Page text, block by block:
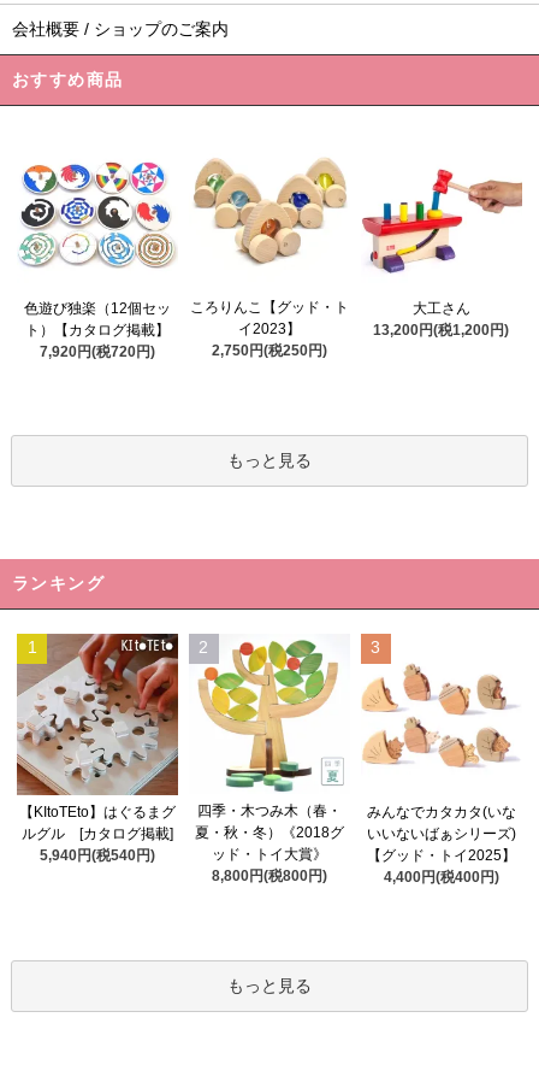
会社概要 / ショップのご案内
おすすめ商品
色遊び独楽（12個セッ
ト）【カタログ掲載】
7,920円(税720円)
ころりんこ【グッド・ト
イ2023】
2,750円(税250円)
大工さん
13,200円(税1,200円)
もっと見る
ランキング
1
【KItoTEto】はぐるまグ
ルグル [カタログ掲載]
5,940円(税540円)
2
四季・木つみ木（春・
夏・秋・冬）《2018グ
ッド・トイ大賞》
8,800円(税800円)
3
みんなでカタカタ(いな
いいないばぁシリーズ)
【グッド・トイ2025】
4,400円(税400円)
もっと見る